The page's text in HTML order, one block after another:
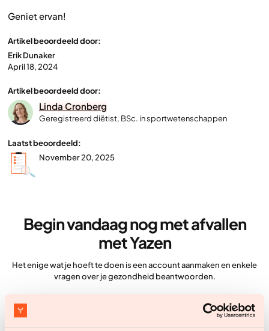
Geniet ervan!
Artikel beoordeeld door:
Erik Dunaker
April 18, 2024
Artikel beoordeeld door:
Linda Cronberg
Geregistreerd diëtist, BSc. in sportwetenschappen
Laatst beoordeeld:
November 20, 2025
Begin vandaag nog met afvallen
met Yazen
Het enige wat je hoeft te doen is een account aanmaken en enkele
vragen over je gezondheid beantwoorden.